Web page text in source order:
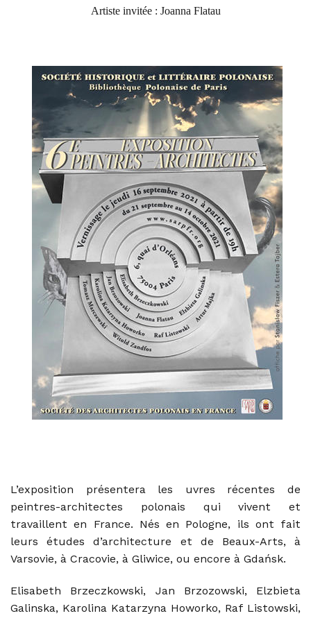
Artiste invitée : Joanna Flatau
L’exposition présentera les uvres récentes de
peintres-architectes polonais qui vivent et
travaillent en France. Nés en Pologne, ils ont fait
leurs études d’architecture et de Beaux-Arts, à
Varsovie, à Cracovie, à Gliwice, ou encore à Gdańsk.
Elisabeth Brzeczkowski, Jan Brzozowski, Elzbieta
Galinska, Karolina Katarzyna Howorko, Raf Listowski,